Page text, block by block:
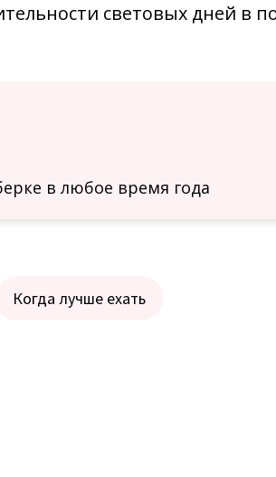
световых дней в
в любое время года
Когда лучше ехать